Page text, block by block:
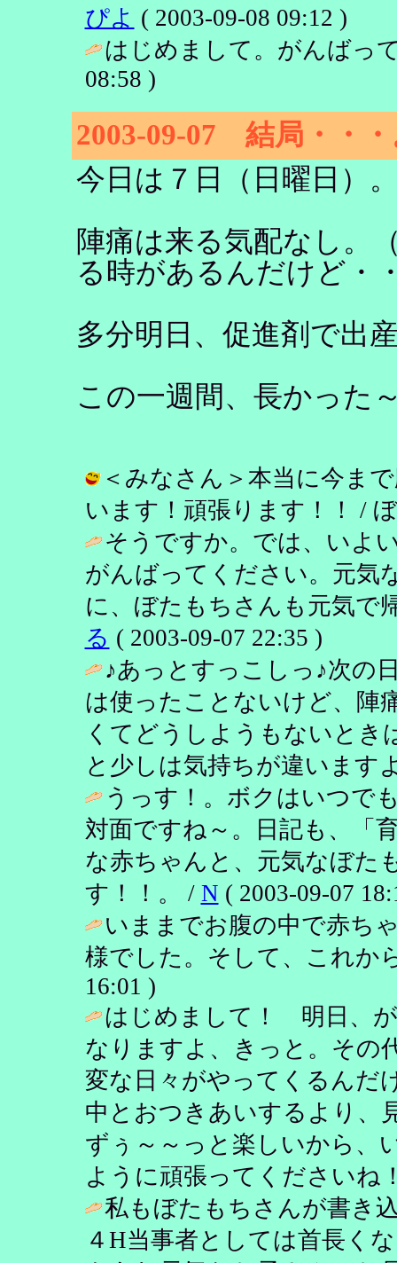
ぴよ ( 2003-09-08 09:12 )
はじめまして。がんばっ
08:58 )
2003-09-07 結局・・・
今日は７日（日曜日）
陣痛は来る気配なし。
る時があるんだけど・
多分明日、促進剤で出
この一週間、長かった
＜みなさん＞本当に今ま
います！頑張ります！！ /
そうですか。では、いよ
がんばってください。元気
に、ぼたもちさんも元気で
る ( 2003-09-07 22:35 )
♪あっとすっこしっ♪次の
は使ったことないけど、陣
くてどうしようもないと
と少しは気持ちが違います
うっす！。ボクはいつで
対面ですね～。日記も、「
な赤ちゃんと、元気なぼた
す！！。 / N ( 2003-09-07
いままでお腹の中で赤ち
様でした。そして、これか
16:01 )
はじめまして！ 明日、
なりますよ、きっと。その
変な日々がやってくるん
中とおつきあいするより、
ずぅ～～っと楽しいから、
ように頑張ってくださいね
私もぼたもちさんが書き
４H当事者としては首長く